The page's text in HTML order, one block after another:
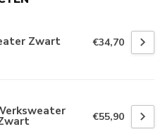
Zwart €34,70
€55,90